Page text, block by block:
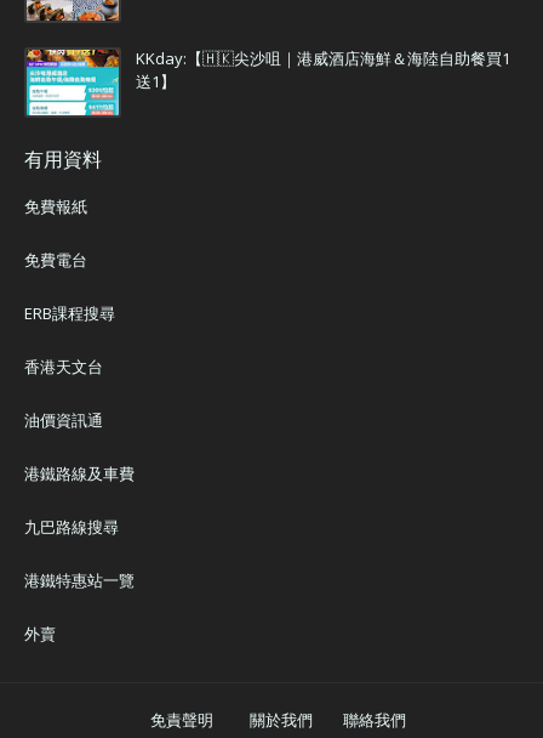
KKday:【🇭🇰尖沙咀｜港威酒店海鮮＆海陸自助餐買1
送1】
有用資料
免費報紙
免費電台
ERB課程搜尋
香港天文台
油價資訊通
港鐵路線及車費
九巴路線搜尋
港鐵特惠站一覽
外賣
免責聲明 關於我們 聯絡我們